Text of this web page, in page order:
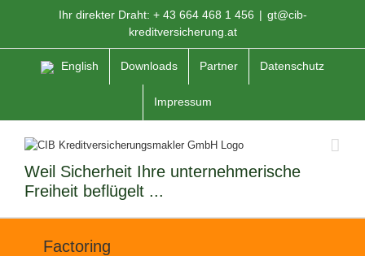
Ihr direkter Draht: + 43 664 468 1 456 | gt@cib-
kreditversicherung.at
English Downloads Partner Datenschutz
Impressum
Weil Sicherheit Ihre unternehmerische
Freiheit beflügelt ...
Factoring